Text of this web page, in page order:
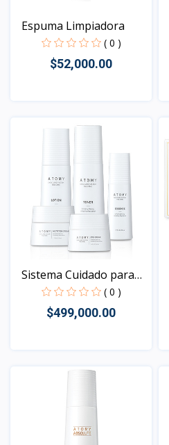
Espuma Limpiadora
( 0 )
$52,000.00
Sistema Cuidado para
( 0 )
$499,000.00